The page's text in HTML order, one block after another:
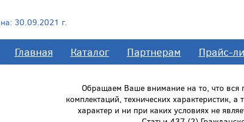
30.09.2021 г.
Главная Каталог Партнерам Прайс-
Обращаем Ваше внимание на то, что вся
комплектаций, технических характеристик,
характер и ни при каких условиях не